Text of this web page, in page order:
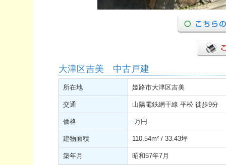
大津区吉美 中古戸建
所在地 姫路市大津区吉美
交通 山陽電鉄網干線 平松 徒歩9分
価格 -万円
建物面積 110.54m² / 33.43坪
築年月 昭和57年7月